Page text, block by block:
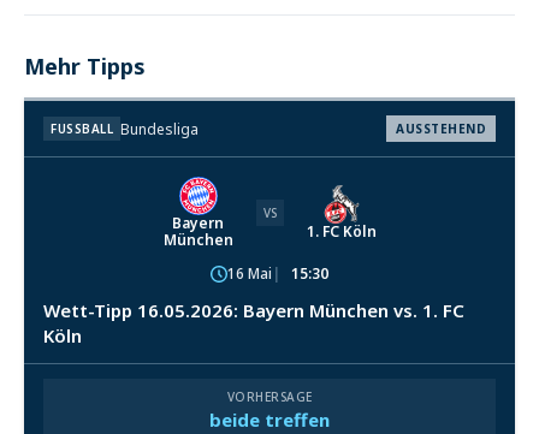
Mehr Tipps
FUSSBALL Bundesliga AUSSTEHEND
Bayern
München
VS
1. FC Köln
16 Mai 15:30
Wett-Tipp 16.05.2026: Bayern München vs. 1. FC
Köln
VORHERSAGE
beide treffen